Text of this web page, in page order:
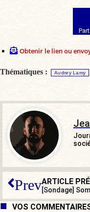
Obtenir le lien ou
Thématiques : Audrey Lamy
Prev
VOS